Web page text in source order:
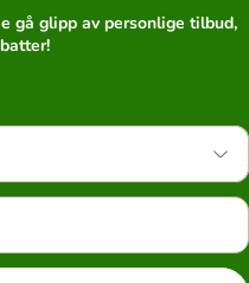
gå glipp av personlige tilbud,